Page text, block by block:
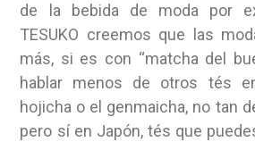
de la bebida de moda por
TESUKO creemos que las
más, si es con “matcha del
hablar menos de otros tés
hojicha o el genmaicha, no tan
pero sí en Japón, tés que